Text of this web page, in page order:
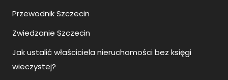
Przewodnik Szczecin
Zwiedzanie Szczecin
Jak ustalić właściciela nieruchomości bez księgi
wieczystej?